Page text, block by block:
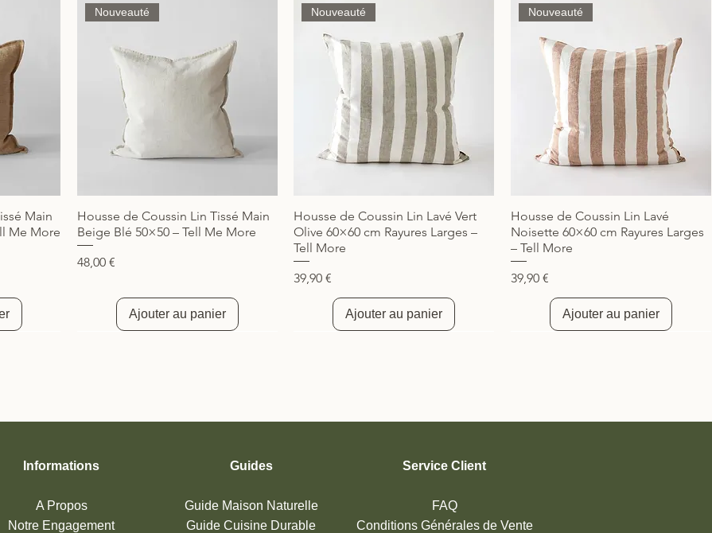
Main
Me More
Aperçu rapide
Nouveauté
Housse de Coussin Lin Tissé Main
Beige Blé 50×50 – Tell Me More
Prix
48,00 €
Ajouter au panier
Aperçu rapide
Nouveauté
Housse de Coussin Lin Lavé Vert
Olive 60×60 cm Rayures Larges –
Tell More
Prix
39,90 €
Ajouter au panier
Aperçu rapide
Nouveauté
Housse de Coussin Lin Lavé
Noisette 60×60 cm Rayures Larges
– Tell More
Prix
39,90 €
Ajouter au panier
Informations
A Propos
Notre Engagement
Guides
Guide Maison Naturelle
Guide Cuisine Durable
Service Client
FAQ
Conditions Générales de Vente